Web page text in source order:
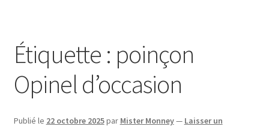
Étiquette : poinçon
Opinel d’occasion
Publié le 22 octobre 2025par Mister Monney— Laisser un